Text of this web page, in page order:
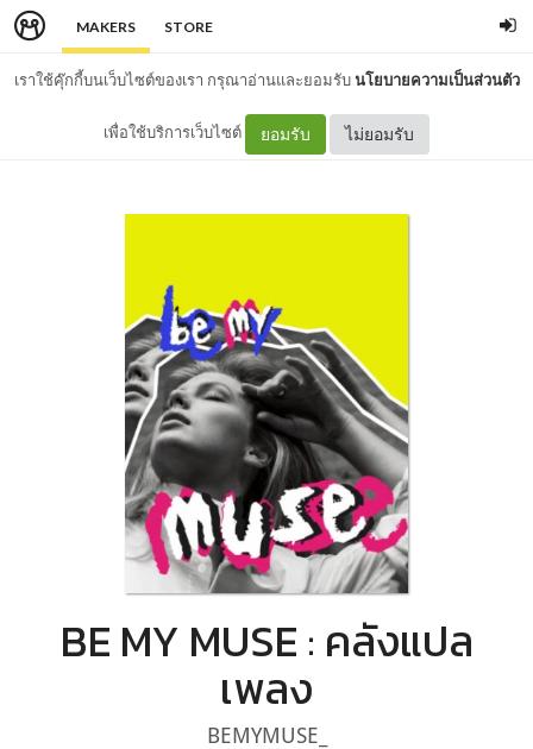
MAKERS STORE
เราใช้คุ๊กกี้บนเว็บไซต์ของเรา กรุณาอ่านและยอมรับนโยบายความเป็นส่วนตัว
เพื่อใช้บริการเว็บไซต์ ยอมรับ ไม่ยอมรับ
BE MY MUSE : คลังแปล
เพลง
BEMYMUSE_